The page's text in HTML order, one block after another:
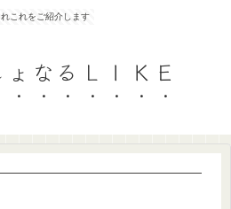
これをご紹介します
なるＬＩＫＥ